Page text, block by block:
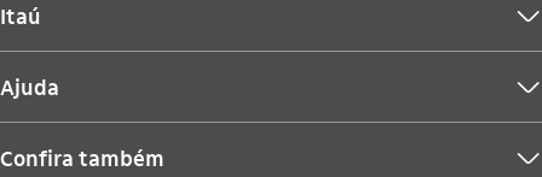
Itaú seta_baixo
Ajuda seta_baixo
Confira também seta_baixo